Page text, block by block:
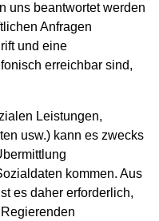
uns beantwortet werden
Anfragen
und eine
erreichbar sind,
Leistungen,
usw.) kann es zwecks
kommen. Aus
es daher erforderlich,